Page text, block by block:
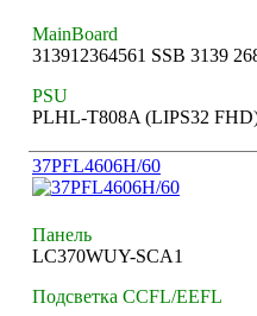
MainBoard
313912364561 SSB 3139
PSU
PLHL-T808A (LIPS32
37PFL4606H/60
Панель
LC370WUY-SCA1
Подсветка CCFL/EEFL